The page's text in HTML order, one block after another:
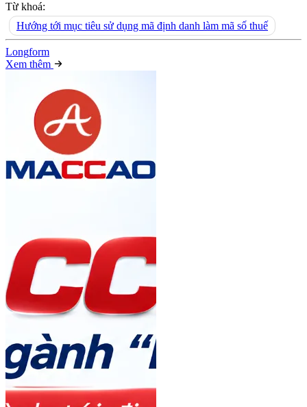
Từ khoá:
Hướng tới mục tiêu sử dụng mã định danh làm mã số thuế
Longform
Xem thêm